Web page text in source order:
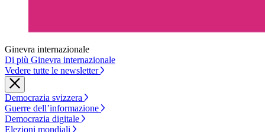
Ginevra internazionale
Di più Ginevra internazionale
Vedere tutte le newsletter
Democrazia svizzera
Guerre dell’informazione
Democrazia digitale
Elezioni mondiali